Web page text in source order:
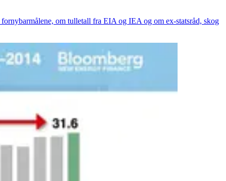
om tulletall fra EIA og IEA og om ex-statsråd, skog